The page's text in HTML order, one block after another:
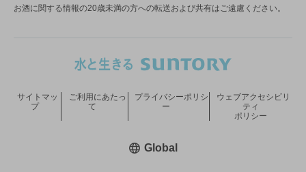
お酒に関する情報の20歳未満の方への転送および共有はご遠慮ください。
サイトマッ
プ
ご利用にあたっ
て
プライバシーポリシ
ー
ウェブアクセシビリ
ティ
ポリシー
Global新しいウィンドウで開く